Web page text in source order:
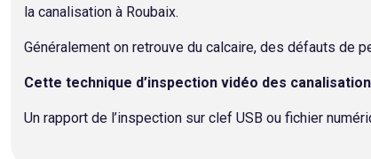
la canalisation à Roubaix.
Généralement on retrouve du calcaire, des défauts de
Cette technique d’inspection vidéo des
Un rapport de l’inspection sur clef USB ou fichier